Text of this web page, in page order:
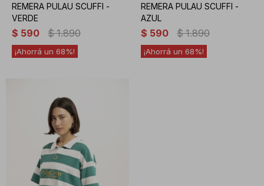
REMERA PULAU SCUFFI -
VERDE
$ 590 $ 1.890
68
REMERA PULAU SCUFFI -
AZUL
$ 590 $ 1.890
68